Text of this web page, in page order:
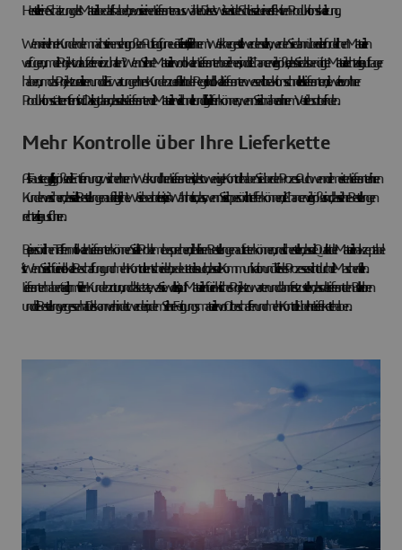
Hersteller eine Schätzung des Materialbedarfs haben, bevor sie einen Lieferanten auswählen. Dieses Wissen ist der Schlüssel zu einer effektiven Produktionsskalierung.
Wenn einer Ihrer Kunden demnächst einen sehr großen Auftrag für neue Teile erteilt, die in Ihrem Werk hergestellt werden sollen, werden Sie dann über die erforderlichen Materialien
verfügen, um die Projektvorlaufzeiten einzuhalten? Wenn Sie Ihre Materialien von lokalen Lieferanten beziehen, sind die Chancen viel größer, dass Sie das benötigte Material rechtzeitig auf Lager
haben, um das Projekt zu realisieren und die Erwartungen Ihres Kunden zu erfüllen. In der Regel sind lokale Lieferanten wesentlich reaktionsschneller als Lieferanten, die weiter von Ihrer
Produktionsstätte entfernt sind. Das liegt daran, dass diese Lieferanten die Materialien viel schneller und billiger liefern können, wenn Sie sich näher an ihrem Vertriebsort befinden.
Mehr Kontrolle über Ihre Lieferkette
Als Faustregel gilt: Je größer die Entfernung zwischen Ihrem Werk und Ihren Lieferanten ist, desto weniger Kontrolle haben Sie über den Prozess. Auch wenn die meisten Lieferanten ihren
Kunden versichern, dass sie alle Bestellungen auf die gleiche Weise bearbeiten, ist es in Wahrheit so, dass, wenn Sie sich persönlich treffen können, die Chancen viel größer sind, dass sie Ihre Bestellungen
rechtzeitig ausführen.
Bei persönlichen Treffen mit lokalen Lieferanten können Sie alle Probleme besprechen, die bei Ihren Bestellungen auftreten können, und sicherstellen, dass die Qualität der Materialien akzeptabel
ist. Wenn Sie sich für eine lokale Beschaffung und mehr Kontrolle entscheiden, bedeutet dies auch, dass die Kommunikation und Teile des Prozesses nicht durch die Maschen fallen.
Lieferanten haben täglich mit vielen Kunden zu tun, und das Letzte, was Sie wollen, ist, auf Materialien für ein kritisches Projekt zu warten und dann festzustellen, dass der Lieferant den Ball verloren
und die Bestellung vergessen hat. Dies kann verhindert werden, indem Sie Ihre Fertigungsmaterialien vor Ort beschaffen und mehr Kontrolle über Ihre Lieferkette haben.